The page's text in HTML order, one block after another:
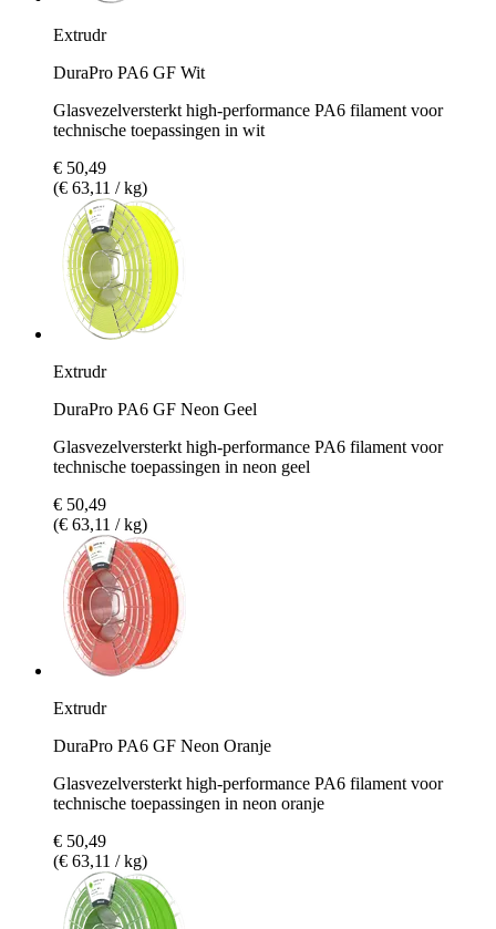
Extrudr
DuraPro PA6 GF Wit
Glasvezelversterkt high-performance PA6 filament voor
technische toepassingen in wit
€ 50,49
(€ 63,11 / kg)
Extrudr
DuraPro PA6 GF Neon Geel
Glasvezelversterkt high-performance PA6 filament voor
technische toepassingen in neon geel
€ 50,49
(€ 63,11 / kg)
Extrudr
DuraPro PA6 GF Neon Oranje
Glasvezelversterkt high-performance PA6 filament voor
technische toepassingen in neon oranje
€ 50,49
(€ 63,11 / kg)